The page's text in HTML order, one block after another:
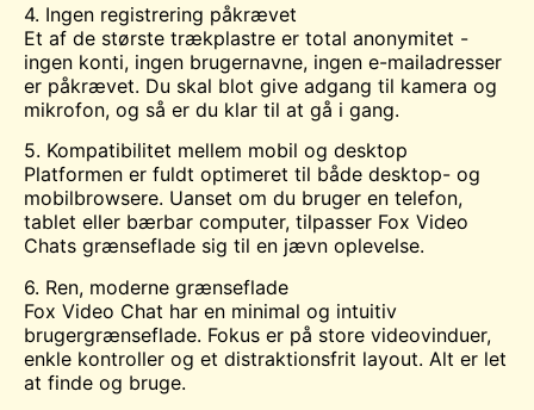
4. Ingen registrering påkrævet
Et af de største trækplastre er total anonymitet -
ingen konti, ingen brugernavne, ingen e-mailadresser
er påkrævet. Du skal blot give adgang til kamera og
mikrofon, og så er du klar til at gå i gang.
5. Kompatibilitet mellem mobil og desktop
Platformen er fuldt optimeret til både desktop- og
mobilbrowsere. Uanset om du bruger en telefon,
tablet eller bærbar computer, tilpasser Fox Video
Chats grænseflade sig til en jævn oplevelse.
6. Ren, moderne grænseflade
Fox Video Chat har en minimal og intuitiv
brugergrænseflade. Fokus er på store videovinduer,
enkle kontroller og et distraktionsfrit layout. Alt er let
at finde og bruge.